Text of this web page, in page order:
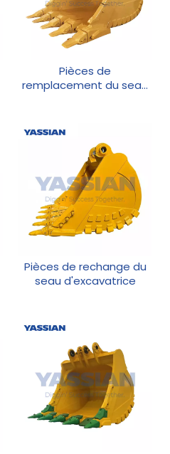
Pièces de
remplacement du seau
rechange
Pièces de rechange du
seau d'excavatrice